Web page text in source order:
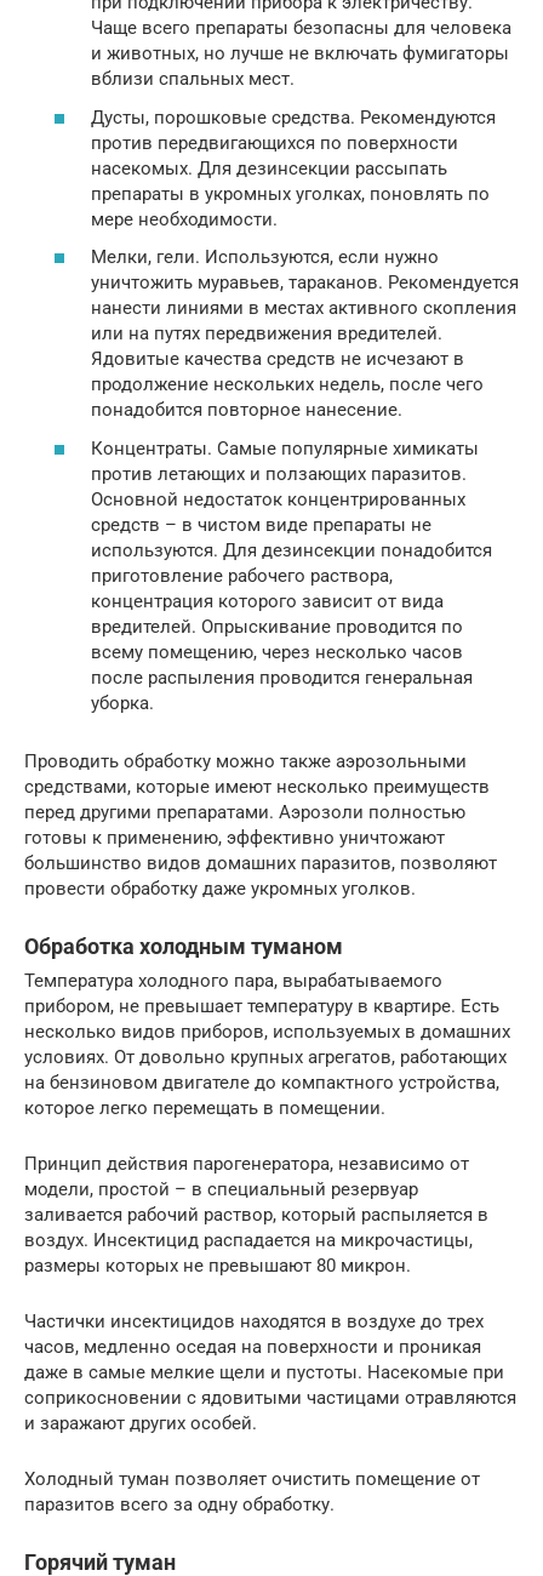
Чаще всего препараты безопасны для человека
и животных, но лучше не включать фумигаторы
вблизи спальных мест.
Дусты, порошковые средства. Рекомендуются
против передвигающихся по поверхности
насекомых. Для дезинсекции рассыпать
препараты в укромных уголках, поновлять по
мере необходимости.
Мелки, гели. Используются, если нужно
уничтожить муравьев, тараканов. Рекомендуется
нанести линиями в местах активного скопления
или на путях передвижения вредителей.
Ядовитые качества средств не исчезают в
продолжение нескольких недель, после чего
понадобится повторное нанесение.
Концентраты. Самые популярные химикаты
против летающих и ползающих паразитов.
Основной недостаток концентрированных
средств – в чистом виде препараты не
используются. Для дезинсекции понадобится
приготовление рабочего раствора,
концентрация которого зависит от вида
вредителей. Опрыскивание проводится по
всему помещению, через несколько часов
после распыления проводится генеральная
уборка.
Проводить обработку можно также аэрозольными
средствами, которые имеют несколько преимуществ
перед другими препаратами. Аэрозоли полностью
готовы к применению, эффективно уничтожают
большинство видов домашних паразитов, позволяют
провести обработку даже укромных уголков.
Обработка холодным туманом
Температура холодного пара, вырабатываемого
прибором, не превышает температуру в квартире. Есть
несколько видов приборов, используемых в домашних
условиях. От довольно крупных агрегатов, работающих
на бензиновом двигателе до компактного устройства,
которое легко перемещать в помещении.
Принцип действия парогенератора, независимо от
модели, простой – в специальный резервуар
заливается рабочий раствор, который распыляется в
воздух. Инсектицид распадается на микрочастицы,
размеры которых не превышают 80 микрон.
Частички инсектицидов находятся в воздухе до трех
часов, медленно оседая на поверхности и проникая
даже в самые мелкие щели и пустоты. Насекомые при
соприкосновении с ядовитыми частицами отравляются
и заражают других особей.
Холодный туман позволяет очистить помещение от
паразитов всего за одну обработку.
Горячий туман